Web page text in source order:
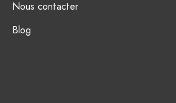
Nous contacter
Blog